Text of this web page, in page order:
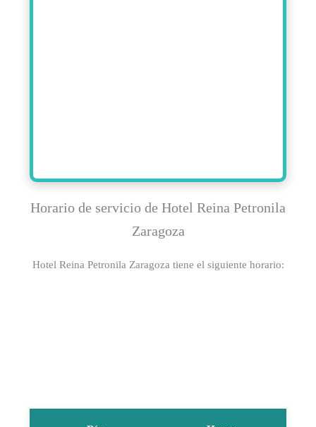
Horario de servicio de Hotel Reina Petronila
Zaragoza
Hotel Reina Petronila Zaragoza tiene el siguiente horario: